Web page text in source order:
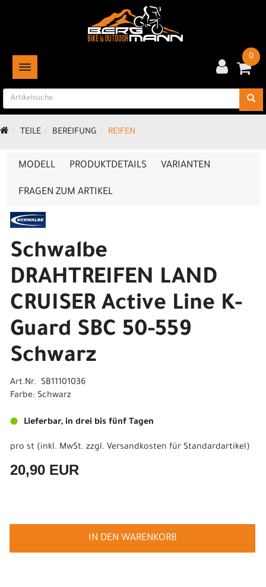
TOGGLE NAVIGATION
0
TEILE BEREIFUNG REIFEN
MODELL PRODUKTDETAILS VARIANTEN
FRAGEN ZUM ARTIKEL
Schwalbe
DRAHTREIFEN LAND
CRUISER Active Line K-
Guard SBC 50-559
Schwarz
Art.Nr. SB11101036
Farbe: Schwarz
Lieferbar, in drei bis fünf Tagen
pro st (inkl. MwSt. zzgl. Versandkosten für Standardartikel)
20,90 EUR
IN DEN WARENKORB